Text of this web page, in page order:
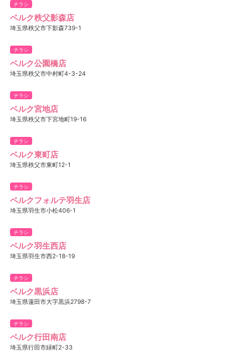
チラシ
ベルク秩父影森店
埼玉県秩父市下影森739-1
チラシ
ベルク公園橋店
埼玉県秩父市中村町4-3-24
チラシ
ベルク宮地店
埼玉県秩父市下宮地町19-16
チラシ
ベルク東町店
埼玉県秩父市東町12-1
チラシ
ベルクフォルテ羽生店
埼玉県羽生市小松406-1
チラシ
ベルク羽生西店
埼玉県羽生市西2-18-19
チラシ
ベルク黒浜店
埼玉県蓮田市大字黒浜2798-7
チラシ
ベルク行田南店
埼玉県行田市緑町2-33